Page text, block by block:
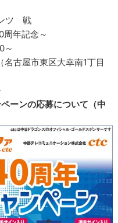
ツ 戦
年記念～
～
古屋市東区大幸南1丁目
ーンの応募について（中